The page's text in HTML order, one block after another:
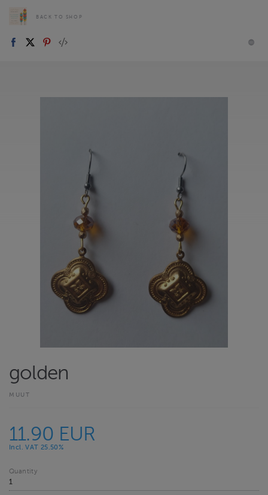
BACK TO SHOP
golden
MUUT
11.90 EUR
Incl. VAT 25.50%
Quantity